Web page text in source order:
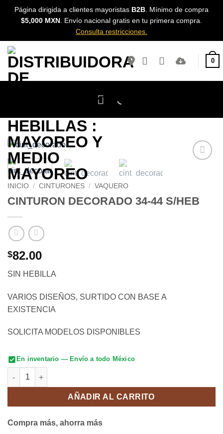
SkipPágina dirigida a clientes mayoristas B2B . Mínimo de compra
$5,000 MXN . Envío nacional gratis en tu primera compra.
Consulta restricciones.
0
INICIO / CINTURONES / VAQUERO
CINTURON DECORADO 34-44 S/HEB
$82.00
SIN HEBILLA
VARIOS DISEÑOS, SURTIDO CON BASE A
EXISTENCIA
SOLICITA MODELOS DISPONIBLES
En inventario — Envío a todo México
CINTURON DECORADO 34-44 S/HEB cantidad
AÑADIR AL CARRITO
Compra más, ahorra más